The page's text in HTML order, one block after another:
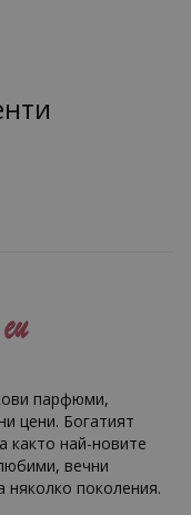
парфюми,
цени. Богатият
както най-новите
вечни
няколко поколения.